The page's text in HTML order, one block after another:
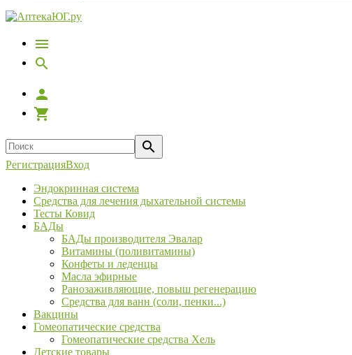
РегистрацияВход
Эндокринная система
Средства для лечения дыхательной системы
Тесты Ковид
БАДы
БАДы производителя Эвалар
Витамины (поливитамины)
Конфеты и леденцы
Масла эфирные
Ранозаживляющие, повыш регенерацию
Средства для ванн (соли, пенки...)
Вакцины
Гомеопатические средства
Гомеопатические средства Хель
Детские товары